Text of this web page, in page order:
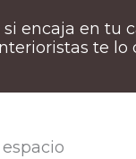
si encaja en tu
te